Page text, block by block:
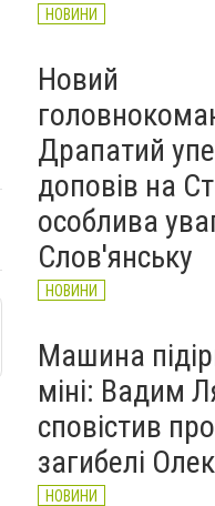
НОВИНИ
Новий
Драпатий
доповів на
особлива
Слов'янську
НОВИНИ
Машина
міні: Вадим
сповістив
загибелі
НОВИНИ